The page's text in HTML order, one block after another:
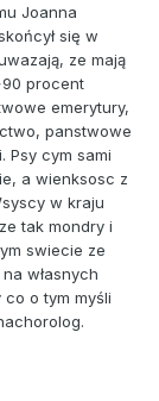
Joanna
się w
ze mają
procent
emerytury,
panstwowe
Psy cym sami
a wienksosc z
w kraju
tak mondry i
swiecie ze
własnych
o tym myśli